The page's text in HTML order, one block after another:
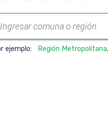
ejemplo: Región Metropolitana,